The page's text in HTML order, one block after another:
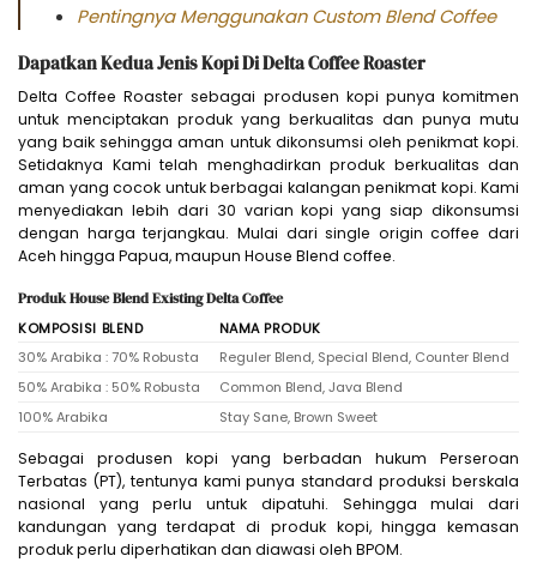
Pentingnya Menggunakan Custom Blend Coffee
Dapatkan Kedua Jenis Kopi Di Delta Coffee Roaster
Delta Coffee Roaster sebagai produsen kopi punya komitmen
untuk menciptakan produk yang berkualitas dan punya mutu
yang baik sehingga aman untuk dikonsumsi oleh penikmat kopi.
Setidaknya Kami telah menghadirkan produk berkualitas dan
aman yang cocok untuk berbagai kalangan penikmat kopi. Kami
menyediakan lebih dari 30 varian kopi yang siap dikonsumsi
dengan harga terjangkau. Mulai dari single origin coffee dari
Aceh hingga Papua, maupun House Blend coffee.
Produk House Blend Existing Delta Coffee
KOMPOSISI BLEND
NAMA PRODUK
30% Arabika : 70% Robusta
Reguler Blend, Special Blend, Counter Blend
50% Arabika : 50% Robusta
Common Blend, Java Blend
100% Arabika
Stay Sane, Brown Sweet
Sebagai produsen kopi yang berbadan hukum Perseroan
Terbatas (PT), tentunya kami punya standard produksi berskala
nasional yang perlu untuk dipatuhi. Sehingga mulai dari
kandungan yang terdapat di produk kopi, hingga kemasan
produk perlu diperhatikan dan diawasi oleh BPOM.